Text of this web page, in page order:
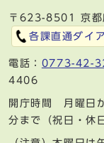
〒623-8501 京都
各課直通ダイ
電話： 0773-42-
4406
開庁時間 月曜日
分まで（祝日・休